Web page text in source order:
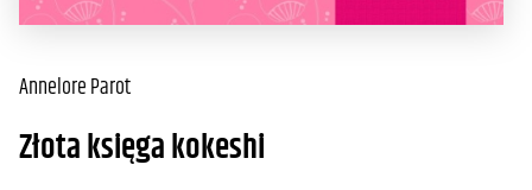
Annelore Parot
Złota księga kokeshi